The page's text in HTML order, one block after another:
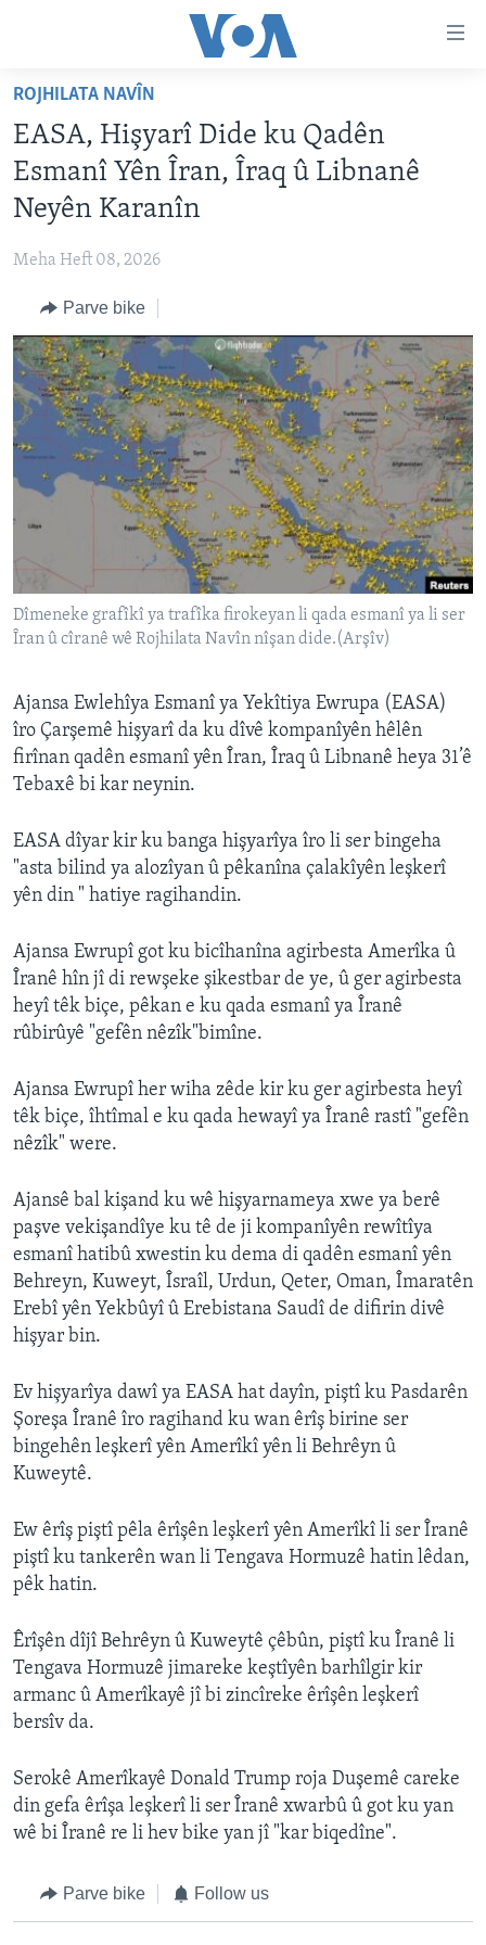
Yekser
naveroka
serekî
Yekser
here
Malpera
Yekser
here
Lêgerînê
VÎDYO GALERÎ
HEVPEYVÎN
HERÊMÊN KURDAN
TIRKÎYE
SÛRÎYE
ÎRAQ
ÎRAN
ROJHILATA NAVÎN
CÎHAN
ÇAND Û HUNER
SORANÎ
Learning English
FOLLOW US
ROJHILATA NAVÎN
EASA, Hişyarî Dide ku Qadên
Esmanî Yên Îran, Îraq û Libnanê
Neyên Karanîn
Meha Heft 08, 2026
Parve bike
Dîmeneke grafîkî ya trafîka firokeyan li qada esmanî ya li ser
Îran û cîranê wê Rojhilata Navîn nîşan dide.(Arşîv)
Ajansa Ewlehîya Esmanî ya Yekîtiya Ewrupa (EASA)
îro Çarşemê hişyarî da ku dîvê kompanîyên hêlên
firînan qadên esmanî yên Îran, Îraq û Libnanê heya 31’ê
Tebaxê bi kar neynin.
EASA dîyar kir ku banga hişyarîya îro li ser bingeha
"asta bilind ya alozîyan û pêkanîna çalakîyên leşkerî
yên din " hatiye ragihandin.
Ajansa Ewrupî got ku bicîhanîna agirbesta Amerîka û
Îranê hîn jî di rewşeke şikestbar de ye, û ger agirbesta
heyî têk biçe, pêkan e ku qada esmanî ya Îranê
rûbirûyê "gefên nêzîk"bimîne.
Ajansa Ewrupî her wiha zêde kir ku ger agirbesta heyî
têk biçe, îhtîmal e ku qada hewayî ya Îranê rastî "gefên
nêzîk" were.
Ajansê bal kişand ku wê hişyarnameya xwe ya berê
paşve vekişandîye ku tê de ji kompanîyên rewîtîya
esmanî hatibû xwestin ku dema di qadên esmanî yên
Behreyn, Kuweyt, Îsraîl, Urdun, Qeter, Oman, Îmaratên
Erebî yên Yekbûyî û Erebistana Saudî de difirin divê
hişyar bin.
Ev hişyarîya dawî ya EASA hat dayîn, piştî ku Pasdarên
Şoreşa Îranê îro ragihand ku wan êrîş birine ser
bingehên leşkerî yên Amerîkî yên li Behrêyn û
Kuweytê.
Ew êrîş piştî pêla êrîşên leşkerî yên Amerîkî li ser Îranê
piştî ku tankerên wan li Tengava Hormuzê hatin lêdan,
pêk hatin.
Êrîşên dîjî Behrêyn û Kuweytê çêbûn, piştî ku Îranê li
Tengava Hormuzê jimareke keştîyên barhîlgir kir
armanc û Amerîkayê jî bi zincîreke êrîşên leşkerî
bersîv da.
Serokê Amerîkayê Donald Trump roja Duşemê careke
din gefa êrîşa leşkerî li ser Îranê xwarbû û got ku yan
wê bi Îranê re li hev bike yan jî "kar biqedîne".
Parve bike Follow us